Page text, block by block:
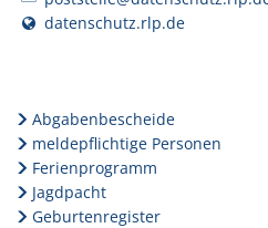
datenschutz.rlp.de
Abgabenbescheide
meldepflichtige Personen
Ferienprogramm
Jagdpacht
Geburtenregister